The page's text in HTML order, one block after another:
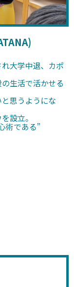
大学中退、カポ
生活で活かせる
思うようにな
設立。
術である”